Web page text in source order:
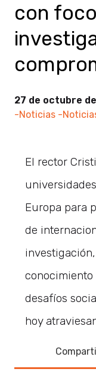
con
27 de octubre
-Noticias -
El rector
Europa para
de
conocimiento
desafíos
hoy